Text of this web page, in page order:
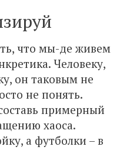
что мы-де живем
Человеку,
он таковым не
не понять.
примерный
хаоса.
а футболки – в